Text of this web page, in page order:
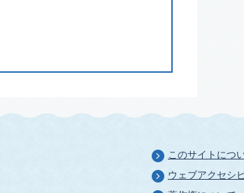
このサイトにつ
ウェブアクセシ